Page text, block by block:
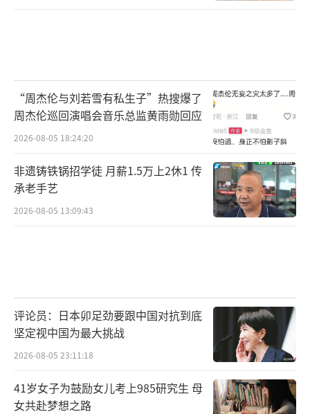
“周杰伦与刘若雪有私生子”热搜爆了
周杰伦巡回演唱会音乐总监黄雨勋回应
2026-08-05 18:24:20
非遗铸铁锅招学徒 月薪1.5万上2休1 传
承老手艺
2026-08-05 13:09:43
评论员：日本卯足劲要跟中国对抗到底
坚定视中国为最大挑战
2026-08-05 23:11:18
41岁女子为鼓励女儿考上985研究生 母
女共赴梦想之路